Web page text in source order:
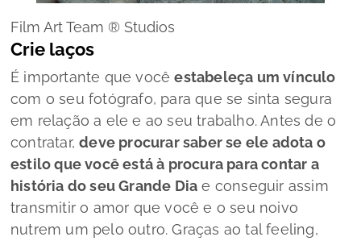
Film Art Team ® Studios
Crie laços
É importante que vocêestabeleça um vínculo
com o seu fotógrafo, para que se sinta segura
em relação a ele e ao seu trabalho. Antes de o
contratar,deve procurar saber se ele adota o
estilo que você está à procura para contar a
história do seu Grande Dia e conseguir assim
transmitir o amor que você e o seu noivo
nutrem um pelo outro. Graças ao talfeeling,